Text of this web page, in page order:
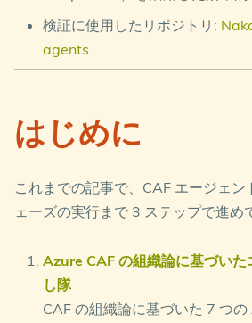
検証に使用したリポジトリ:
agents
はじめに
これまでの記事で、CAF エージェン
ェーズの実行まで 3 ステップで進め
Azure CAF の組織論に基づいた
し隊
CAF の組織論に基づいた 7 つ